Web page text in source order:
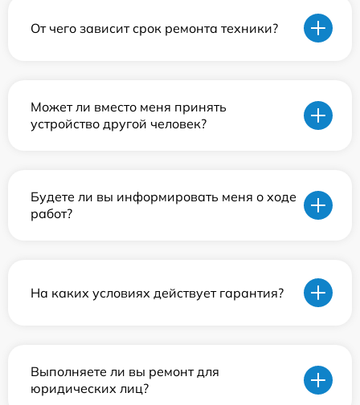
От чего зависит срок ремонта техники?
Может ли вместо меня принять
устройство другой человек?
Будете ли вы информировать меня о ходе
работ?
На каких условиях действует гарантия?
Выполняете ли вы ремонт для
юридических лиц?